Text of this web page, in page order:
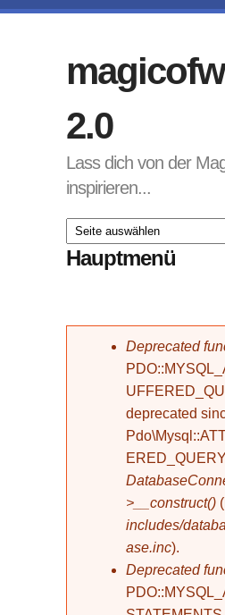
2.0
Lass dich von der
inspirieren...
Hauptmenü
Deprecated
deprecated
>__construct()
includes/
ase.inc).
Deprecated